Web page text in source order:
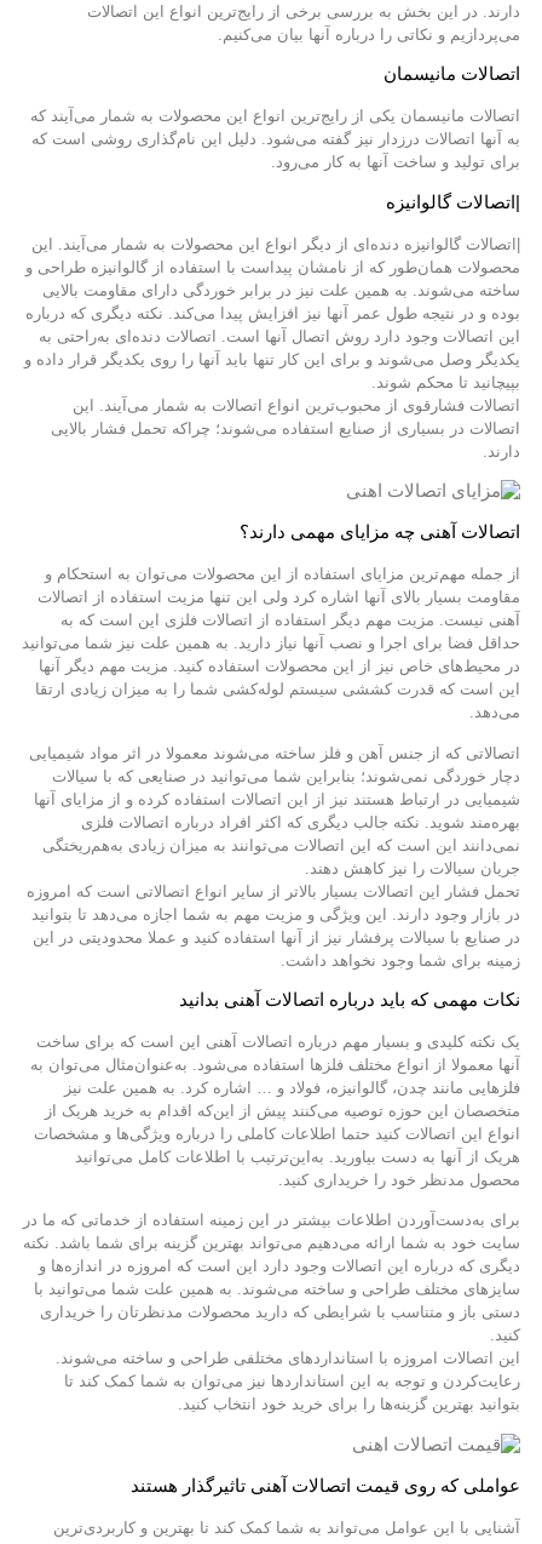
دارند. در این بخش به بررسی برخی از رایج‌ترین انواع این اتصالات
می‌پردازیم و نکاتی را درباره آنها بیان می‌کنیم.
اتصالات مانیسمان
اتصالات مانیسمان یکی از رایج‌ترین انواع این محصولات به شمار می‌آیند که
به آنها اتصالات درزدار نیز گفته می‌شود. دلیل این نام‌گذاری روشی است که
برای تولید و ساخت آنها به کار می‌رود.
|اتصالات گالوانیزه
|اتصالات گالوانیزه دنده‌‌ای از دیگر انواع این محصولات به شمار می‌آیند. این
محصولات همان‌طور که از نامشان پیداست با استفاده از گالوانیزه طراحی و
ساخته می‌شوند. به همین علت نیز در برابر خوردگی دارای مقاومت بالایی
بوده و در نتیجه طول عمر آنها نیز افزایش پیدا می‌کند. نکته دیگری که درباره
این اتصالات وجود دارد روش اتصال آنها است. اتصالات دنده‌ای به‌راحتی به
یکدیگر وصل می‌شوند و برای این کار تنها باید آنها را روی یکدیگر قرار داده و
بپیچانید تا محکم شوند.
اتصالات فشارقوی از محبوب‌ترین انواع اتصالات به شمار می‌آیند. این
اتصالات در بسیاری از صنایع استفاده می‌شوند؛ چراکه تحمل فشار بالایی
دارند.
اتصالات آهنی چه مزایای مهمی دارند؟
از جمله مهم‌ترین مزایای استفاده از این محصولات می‌توان به استحکام و
مقاومت بسیار بالای آنها اشاره کرد ولی این تنها مزیت استفاده از اتصالات
آهنی نیست. مزیت مهم دیگر استفاده از اتصالات فلزی این است که به
حداقل فضا برای اجرا و نصب آنها نیاز دارید. به همین علت نیز شما می‌توانید
در محیط‌های خاص نیز از این محصولات استفاده کنید. مزیت مهم دیگر آنها
این است که قدرت کششی سیستم لوله‌کشی شما را به میزان زیادی ارتقا
می‌دهد.
اتصالاتی که از جنس آهن و فلز ساخته می‌شوند معمولا در اثر مواد شیمیایی
دچار خوردگی نمی‌شوند؛ بنابراین شما می‌توانید در صنایعی که با سیالات
شیمیایی در ارتباط هستند نیز از این اتصالات استفاده کرده و از مزایای آنها
بهره‌مند شوید. نکته جالب دیگری که اکثر افراد درباره اتصالات فلزی
نمی‌دانند این است که این اتصالات می‌توانند به میزان زیادی به‌هم‌ریختگی
جریان سیالات را نیز کاهش دهند.
تحمل فشار این اتصالات بسیار بالاتر از سایر انواع اتصالاتی است که امروزه
در بازار وجود دارند. این ویژگی و مزیت مهم به شما اجازه می‌دهد تا بتوانید
در صنایع با سیالات پرفشار نیز از آنها استفاده کنید و عملا محدودیتی در این
زمینه برای شما وجود نخواهد داشت.
نکات مهمی که باید درباره اتصالات آهنی بدانید
یک نکته کلیدی و بسیار مهم درباره اتصالات آهنی این است که برای ساخت
آنها معمولا از انواع مختلف فلزها استفاده می‌شود. به‌عنوان‌مثال می‌توان به
فلزهایی مانند چدن، گالوانیزه، فولاد و … اشاره کرد. به همین علت نیز
متخصصان این حوزه توصیه می‌کنند پیش از این‌که اقدام به خرید هریک از
انواع این اتصالات کنید حتما اطلاعات کاملی را درباره ویژگی‌ها و مشخصات
هریک از آنها به دست بیاورید. به‌این‌ترتیب با اطلاعات کامل می‌توانید
محصول مدنظر خود را خریداری کنید.
برای به‌دست‌آوردن اطلاعات بیشتر در این زمینه استفاده از خدماتی که ما در
سایت خود به شما ارائه می‌دهیم می‌تواند بهترین گزینه برای شما باشد. نکته
دیگری که درباره این اتصالات وجود دارد این است که امروزه در اندازه‌ها و
سایزهای مختلف طراحی و ساخته می‌شوند. به همین علت شما می‌توانید با
دستی باز و متناسب با شرایطی که دارید محصولات مدنظرتان را خریداری
کنید.
این اتصالات امروزه با استانداردهای مختلفی طراحی و ساخته می‌شوند.
رعایت‌کردن و توجه به این استانداردها نیز می‌توان به شما کمک کند تا
بتوانید بهترین گزینه‌ها را برای خرید خود انتخاب کنید.
عواملی که روی قیمت اتصالات آهنی تاثیرگذار هستند
آشنایی با این عوامل می‌تواند به شما کمک کند تا بهترین و کاربردی‌ترین